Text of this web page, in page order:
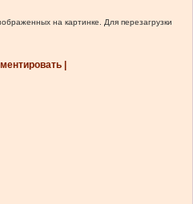
на картинке. Для перезагрузки
|